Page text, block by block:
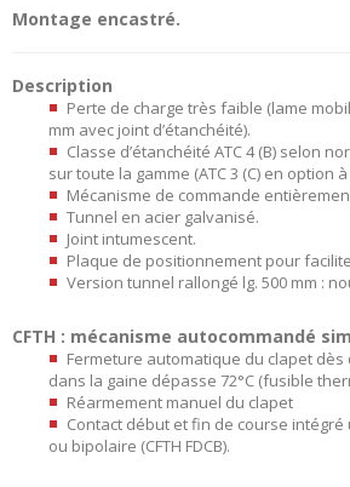
Montage encastré.
Description
Perte de charge très faible (lame
mm avec joint d’étanchéité).
Classe d’étanchéité ATC 4 (B) selon
sur toute la gamme (ATC 3 (C) en option
Mécanisme de commande
Tunnel en acier galvanisé.
Joint intumescent.
Plaque de positionnement pour
Version tunnel rallongé lg. 500 mm :
CFTH : mécanisme autocommandé
Fermeture automatique du clapet
dans la gaine dépasse 72°C (fusible
Réarmement manuel du clapet
Contact début et fin de course intégré
ou bipolaire (CFTH FDCB).